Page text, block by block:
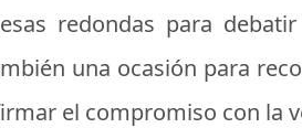
redondas para
una ocasión para
el compromiso con la